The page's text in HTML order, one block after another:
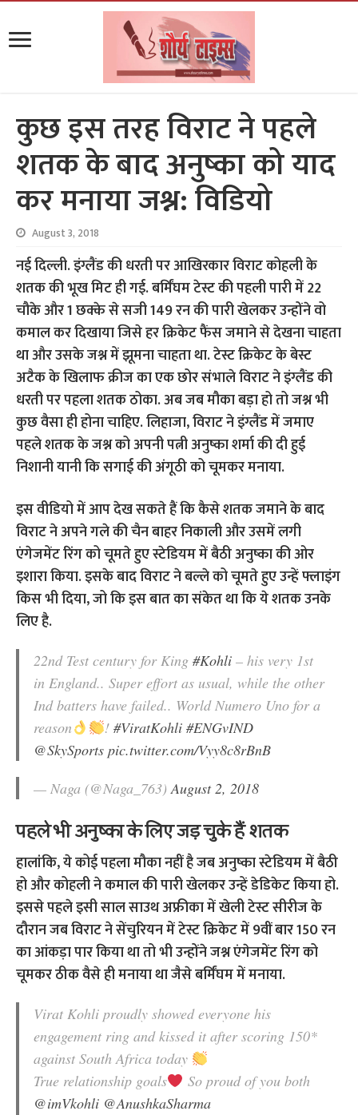
कुछ इस तरह विराट ने पहले
शतक के बाद अनुष्का को याद
कर मनाया जश्न: विडियो
August 3, 2018
नई दिल्ली. इंग्लैंड की धरती पर आखिरकार विराट कोहली के
शतक की भूख मिट ही गई. बर्मिंघम टेस्ट की पहली पारी में 22
चौके और 1 छक्के से सजी 149 रन की पारी खेलकर उन्होंने वो
कमाल कर दिखाया जिसे हर क्रिकेट फैंस जमाने से देखना चाहता
था और उसके जश्न में झूमना चाहता था. टेस्ट क्रिकेट के बेस्ट
अटैक के खिलाफ क्रीज का एक छोर संभाले विराट ने इंग्लैंड की
धरती पर पहला शतक ठोका. अब जब मौका बड़ा हो तो जश्न भी
कुछ वैसा ही होना चाहिए. लिहाजा, विराट ने इंग्लैंड में जमाए
पहले शतक के जश्न को अपनी पत्नी अनुष्का शर्मा की दी हुई
निशानी यानी कि सगाई की अंगूठी को चूमकर मनाया.
इस वीडियो में आप देख सकते हैं कि कैसे शतक जमाने के बाद
विराट ने अपने गले की चैन बाहर निकाली और उसमें लगी
एंगेजमेंट रिंग को चूमते हुए स्टेडियम में बैठी अनुष्का की ओर
इशारा किया. इसके बाद विराट ने बल्ले को चूमते हुए उन्हें फ्लाइंग
किस भी दिया, जो कि इस बात का संकेत था कि ये शतक उनके
लिए है.
22nd Test century for King#Kohli – his very 1st
in England.. Super effort as usual, while the other
Ind batters have failed.. World Numero Uno for a
reason
!#ViratKohli #ENGvIND
@SkySports pic.twitter.com/Vyy8c8rBnB
— Naga (@Naga_763)August 2, 2018
पहले भी अनुष्का के लिए जड़ चुके हैं शतक
हालांकि, ये कोई पहला मौका नहीं है जब अनुष्का स्टेडियम में बैठी
हो और कोहली ने कमाल की पारी खेलकर उन्हें डेडिकेट किया हो.
इससे पहले इसी साल साउथ अफ्रीका में खेली टेस्ट सीरीज के
दौरान जब विराट ने सेंचुरियन में टेस्ट क्रिकेट में 9वीं बार 150 रन
का आंकड़ा पार किया था तो भी उन्होंने जश्न एंगेजमेंट रिंग को
चूमकर ठीक वैसे ही मनाया था जैसे बर्मिंघम में मनाया.
Virat Kohli proudly showed everyone his
engagement ring and kissed it after scoring 150*
against South Africa today
True relationship goals
So proud of you both
@imVkohli @AnushkaSharma